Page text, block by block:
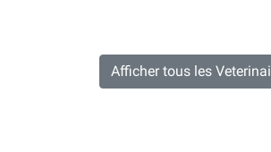
Afficher tous les